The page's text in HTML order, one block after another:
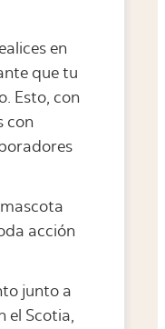
en
que tu
Esto, con
con
acción
junto a
el Scotia,